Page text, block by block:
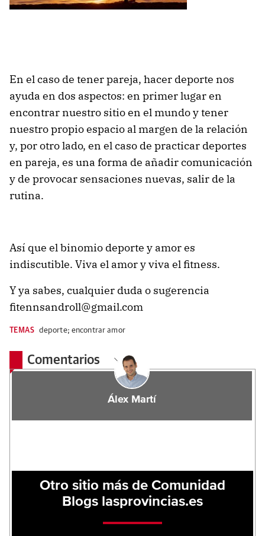
En el caso de tener pareja, hacer deporte nos
ayuda en dos aspectos: en primer lugar en
encontrar nuestro sitio en el mundo y tener
nuestro propio espacio al margen de la relación
y, por otro lado, en el caso de practicar deportes
en pareja, es una forma de añadir comunicación
y de provocar sensaciones nuevas, salir de la
rutina.
Así que el binomio deporte y amor es
indiscutible. Viva el amor y viva el fitness.
Y ya sabes, cualquier duda o sugerencia
fitennsandroll@gmail.com
TEMAS deporte; encontrar amor
Comentarios
Álex Martí
Otro sitio más de Comunidad
Blogs lasprovincias.es